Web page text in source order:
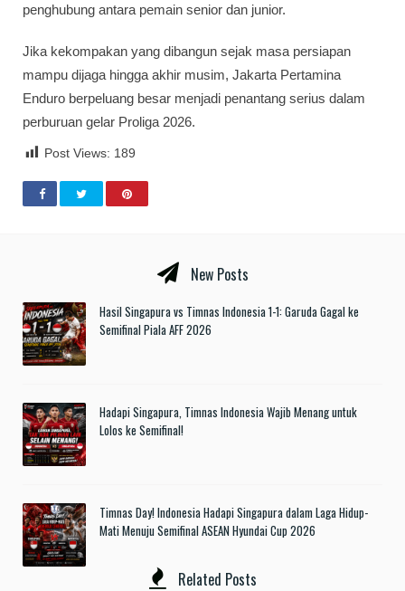
penghubung antara pemain senior dan junior.
Jika kekompakan yang dibangun sejak masa persiapan
mampu dijaga hingga akhir musim, Jakarta Pertamina
Enduro berpeluang besar menjadi penantang serius dalam
perburuan gelar Proliga 2026.
Post Views: 189
New Posts
Hasil Singapura vs Timnas Indonesia 1-1: Garuda Gagal ke
Semifinal Piala AFF 2026
Hadapi Singapura, Timnas Indonesia Wajib Menang untuk
Lolos ke Semifinal!
Timnas Day! Indonesia Hadapi Singapura dalam Laga Hidup-
Mati Menuju Semifinal ASEAN Hyundai Cup 2026
Related Posts